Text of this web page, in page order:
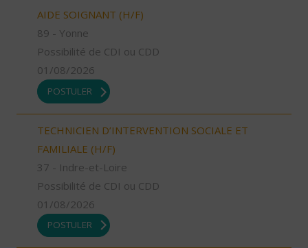
AIDE SOIGNANT (H/F)
89 - Yonne
Possibilité de CDI ou CDD
01/08/2026
POSTULER
TECHNICIEN D’INTERVENTION SOCIALE ET
FAMILIALE (H/F)
37 - Indre-et-Loire
Possibilité de CDI ou CDD
01/08/2026
POSTULER